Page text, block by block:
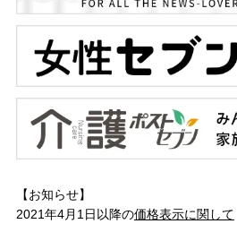
【お知らせ】
2021年4月1日以降の価格表示に関して